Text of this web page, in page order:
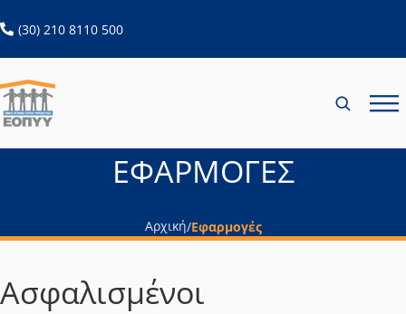
(30) 210 8110 500ανοίγει σε νέα καρτέλα
ΕΦΑΡΜΟΓΕΣ
Αρχική/Εφαρμογές
Ασφαλισμένοι